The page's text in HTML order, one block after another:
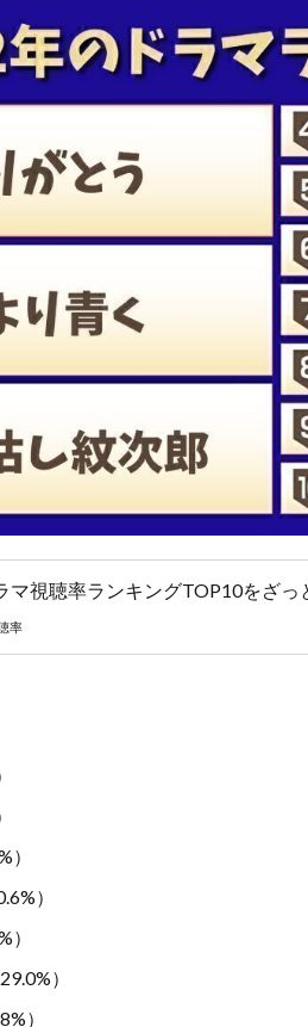
マ視聴率ランキングTOP10をざっ
率
）
）
）